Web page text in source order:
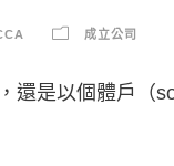
成立公司
還是以個體戶（